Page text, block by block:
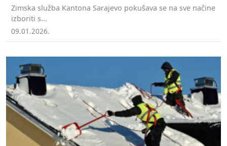
Zimska služba Kantona Sarajevo pokušava se na sve načine
izboriti s...
09.01.2026.